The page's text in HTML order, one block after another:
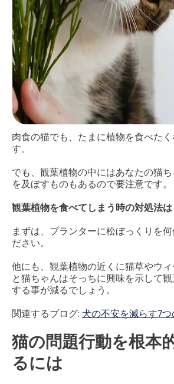
肉食の猫でも、たまに植物を食べた
す。
でも、観葉植物の中にはあなたの猫
を及ぼすものもあるので要注意です。
観葉植物を食べてしまう時の対処法は
まずは、プランターに松ぼっくりを
ださい。
他にも、観葉植物の近くに猫草やウィ
と猫ちゃんはそっちに興味を示して
する事が減るでしょう。
関連するブログ: 犬の不安を減らす7
猫の問題行動を根本
るには